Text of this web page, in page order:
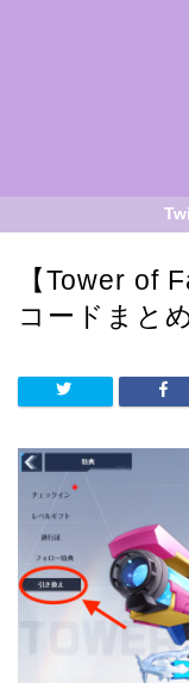
【Tower of
コードまと